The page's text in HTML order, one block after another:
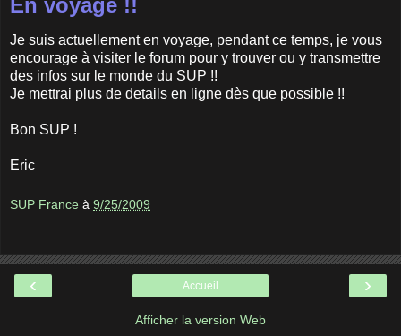
Je suis actuellement en voyage, pendant ce temps, je vous
encourage à visiter le forum pour y trouver ou y transmettre
des infos sur le monde du SUP !!
Je mettrai plus de details en ligne dès que possible !!
Bon SUP !
Eric
SUP France à 9/25/2009
‹ ›
Accueil
Afficher la version Web